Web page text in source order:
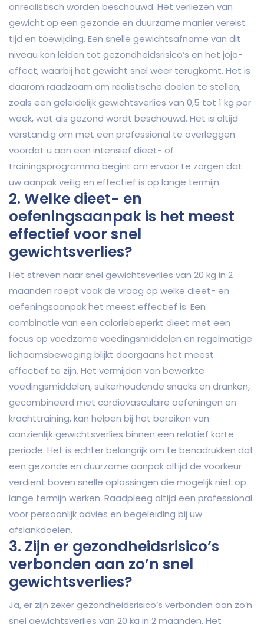
onrealistisch worden beschouwd. Het verliezen van
gewicht op een gezonde en duurzame manier vereist
tijd en toewijding. Een snelle gewichtsafname van dit
niveau kan leiden tot gezondheidsrisico’s en het jojo-
effect, waarbij het gewicht snel weer terugkomt. Het is
daarom raadzaam om realistische doelen te stellen,
zoals een geleidelijk gewichtsverlies van 0,5 tot 1 kg per
week, wat als gezond wordt beschouwd. Het is altijd
verstandig om met een professional te overleggen
voordat u aan een intensief dieet- of
trainingsprogramma begint om ervoor te zorgen dat
uw aanpak veilig en effectief is op lange termijn.
2. Welke dieet- en
oefeningsaanpak is het meest
effectief voor snel
gewichtsverlies?
Het streven naar snel gewichtsverlies van 20 kg in 2
maanden roept vaak de vraag op welke dieet- en
oefeningsaanpak het meest effectief is. Een
combinatie van een caloriebeperkt dieet met een
focus op voedzame voedingsmiddelen en regelmatige
lichaamsbeweging blijkt doorgaans het meest
effectief te zijn. Het vermijden van bewerkte
voedingsmiddelen, suikerhoudende snacks en dranken,
gecombineerd met cardiovasculaire oefeningen en
krachttraining, kan helpen bij het bereiken van
aanzienlijk gewichtsverlies binnen een relatief korte
periode. Het is echter belangrijk om te benadrukken dat
een gezonde en duurzame aanpak altijd de voorkeur
verdient boven snelle oplossingen die mogelijk niet op
lange termijn werken. Raadpleeg altijd een professional
voor persoonlijk advies en begeleiding bij uw
afslankdoelen.
3. Zijn er gezondheidsrisico’s
verbonden aan zo’n snel
gewichtsverlies?
Ja, er zijn zeker gezondheidsrisico’s verbonden aan zo’n
snel gewichtsverlies van 20 kg in 2 maanden. Het